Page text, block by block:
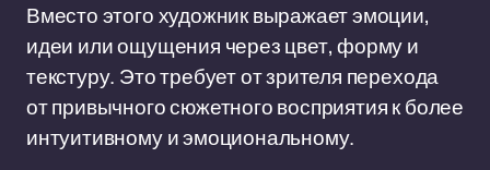
Вместо этого художник выражает эмоции,
идеи или ощущения через цвет, форму и
текстуру. Это требует от зрителя перехода
от привычного сюжетного восприятия к более
интуитивному и эмоциональному.